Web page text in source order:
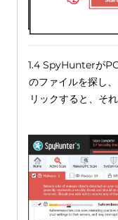
1.4 SpyHunterが
のファイルを探し
リックすると、そ